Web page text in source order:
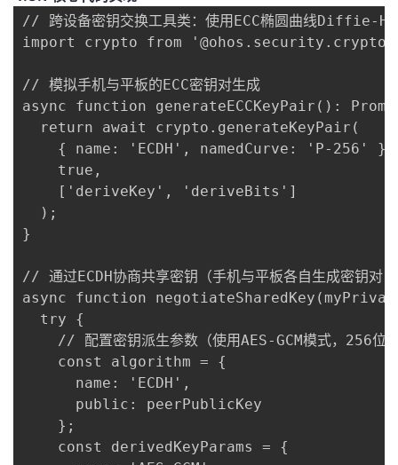
// 跨设备密钥交换工具类：使用ECC椭圆曲线Diffie-
import crypto from
// 模拟手机与平板的ECC密钥对生成
async function generateECCKeyPair():
  return await crypto.generateKeyPair(
{ name: 'ECDH', namedCurve: 'P-256' },
    true,
    ['deriveKey', 'deriveBits']
  );
}
// 通过ECDH协商共享密钥（手机与平板各自生成密钥对
async function
  try {
// 配置密钥派生参数（使用AES-GCM模式，256位
    const algorithm = {
      name: 'ECDH',
      public: peerPublicKey
    };
    const derivedKeyParams = {